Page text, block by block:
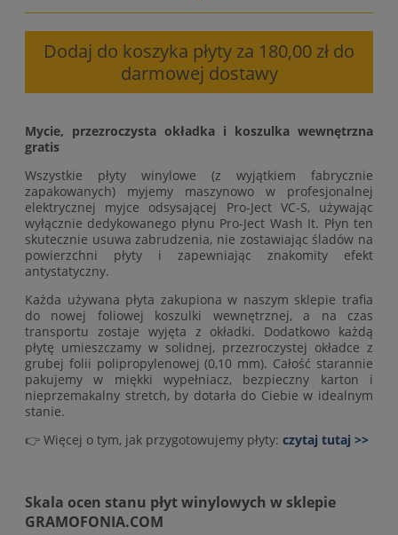
Dodaj do koszyka płyty za 180,00 zł do
darmowej dostawy
Mycie, przezroczysta okładka i koszulka wewnętrzna
gratis
Wszystkie płyty winylowe (z wyjątkiem fabrycznie
zapakowanych) myjemy maszynowo w profesjonalnej
elektrycznej myjce odsysającej Pro-Ject VC-S, używając
wyłącznie dedykowanego płynu Pro-Ject Wash It. Płyn ten
skutecznie usuwa zabrudzenia, nie zostawiając śladów na
powierzchni płyty i zapewniając znakomity efekt
antystatyczny.
Każda używana płyta zakupiona w naszym sklepie trafia
do nowej foliowej koszulki wewnętrznej, a na czas
transportu zostaje wyjęta z okładki. Dodatkowo każdą
płytę umieszczamy w solidnej, przezroczystej okładce z
grubej folii polipropylenowej (0,10 mm). Całość starannie
pakujemy w miękki wypełniacz, bezpieczny karton i
nieprzemakalny stretch, by dotarła do Ciebie w idealnym
stanie.
👉 Więcej o tym, jak przygotowujemy płyty: czytaj tutaj >>
Skala ocen stanu płyt winylowych w sklepie
GRAMOFONIA.COM